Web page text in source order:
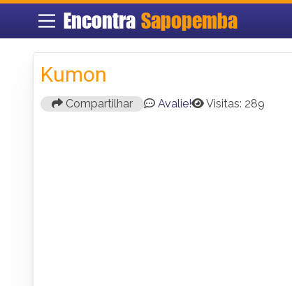
Encontra Sapopemba
Kumon
Compartilhar Avalie! Visitas: 289